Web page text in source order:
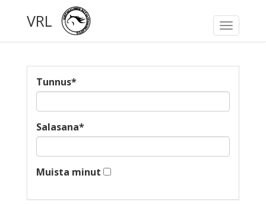
Toggle
VRL
Tunnus*
Salasana*
Muista minut